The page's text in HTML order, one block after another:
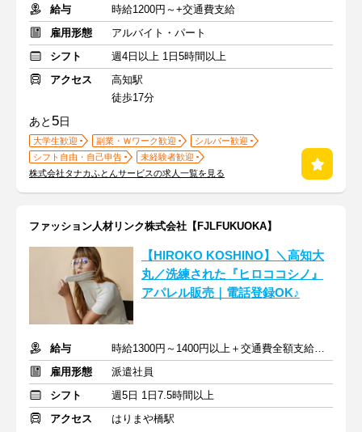
給与
時給1200円～+交通費支給
雇用形態
アルバイト・パート
シフト
週4日以上 1日5時間以上
アクセス
高知駅
徒歩17分
あと 5日
大学生歓迎 副業・Ｗワーク歓迎
シルバー歓迎
シフト自由・自己申告
未経験者歓迎
株式会社タナカふとんサービスの求人一覧を見る
ファッション人材リンク株式会社【FJLFUKUOKA】
【HIROKO KOSHINO】＼高知大
丸／洗練された『ヒロココシノ』
アパレル販売｜電話登録OK♪
給与
時給1300円～1400円以上＋交通費全額支給あり
雇用形態
派遣社員
シフト
週5日 1日7.5時間以上
アクセス
はりまや橋駅